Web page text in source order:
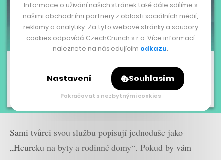
Sami tvůrci svou službu popisují jednoduše jako
„Heureku na byty a rodinné domy“. Pokud by vám
Informace o užívání našich stránek také dále sdílíme s
našimi obchodními partnery z oblasti sociálních médií,
reklamy a analytiky. Za tyto webové stránky a soubory
cookies odpovídá CzechCrunch s.r.o. Více informací
naleznete na následujícím odkazu.
Nastavení Souhlasím
Pokračovat s nezbytnými cookies